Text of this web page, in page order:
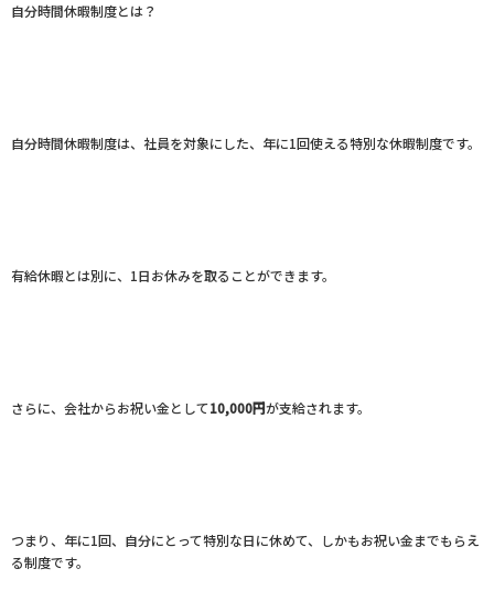
自分時間休暇制度とは？
自分時間休暇制度は、社員を対象にした、年に1回使える特別な休暇制度です。
有給休暇とは別に、1日お休みを取ることができます。
さらに、会社からお祝い金として10,000円が支給されます。
つまり、年に1回、自分にとって特別な日に休めて、しかもお祝い金までもらえ
る制度です。